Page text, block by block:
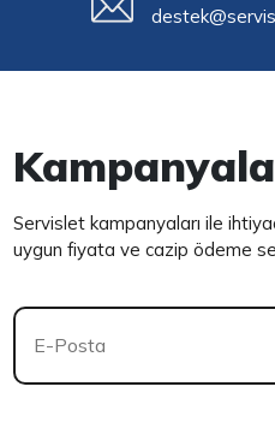
Servislet kampanyaları ile
uygun fiyata ve cazip ödeme